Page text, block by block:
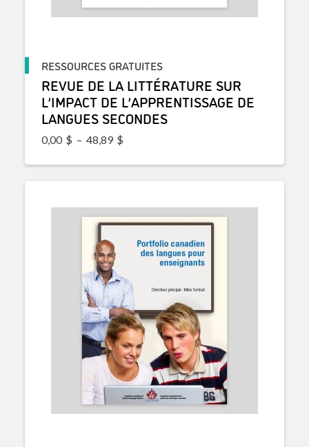
RESSOURCES GRATUITES
REVUE DE LA LITTÉRATURE SUR
L’IMPACT DE L’APPRENTISSAGE DE
LANGUES SECONDES
0,00 $ – 48,89 $